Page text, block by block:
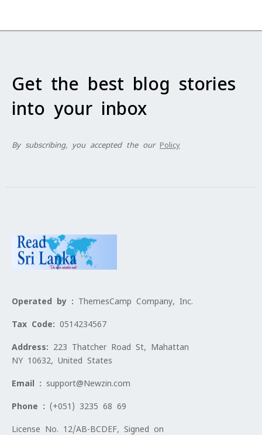
Get the best blog stories
into your inbox
By subscribing, you accepted the our Policy
Operated by : ThemesCamp Company, Inc.
Tax Code: 0514234567
Address: 223 Thatcher Road St, Mahattan
NY 10632, United States
Email : support@Newzin.com
Phone : (+051) 3235 68 69
License No. 12/AB-BCDEF, Signed on